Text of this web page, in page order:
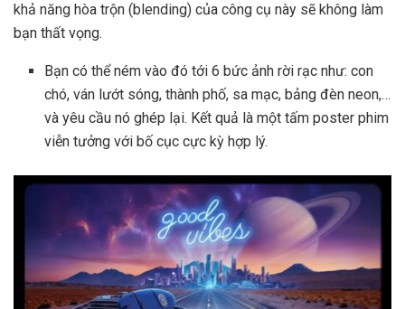
khả năng hòa trộn (blending) của công cụ này sẽ không làm
bạn thất vọng.
Bạn có thể ném vào đó tới 6 bức ảnh rời rạc như: con
chó, ván lướt sóng, thành phố, sa mạc, bảng đèn neon,…
và yêu cầu nó ghép lại. Kết quả là một tấm poster phim
viễn tưởng với bố cục cực kỳ hợp lý.